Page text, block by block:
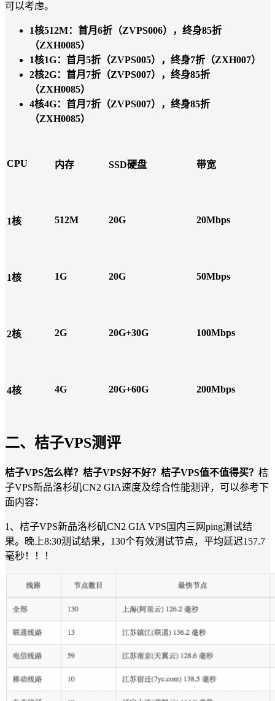
可以考虑。
1核512M：首月6折（ZVPS006），终身85折
（ZXH0085）
1核1G：首月5折（ZVPS005），终身7折（ZXH007）
2核2G：首月7折（ZVPS007），终身85折
（ZXH0085）
4核4G：首月7折（ZVPS007），终身85折
（ZXH0085）
CPU 内存 SSD硬盘 带宽
1核 512M 20G 20Mbps
1核 1G 20G 50Mbps
2核 2G 20G+30G 100Mbps
4核 4G 20G+60G 200Mbps
二、桔子VPS测评
桔子VPS怎么样？桔子VPS好不好？桔子VPS值不值得买？ 桔
子VPS新品洛杉矶CN2 GIA速度及综合性能测评，可以参考下
面内容：
1、桔子VPS新品洛杉矶CN2 GIA VPS国内三网ping测试结
果。晚上8:30测试结果，130个有效测试节点，平均延迟157.7
毫秒！！！